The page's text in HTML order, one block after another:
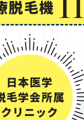
脱毛機
日本医学
毛学会所属
クリニック